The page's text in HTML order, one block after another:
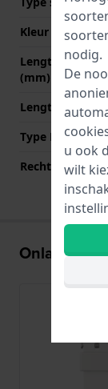
Kleur sluiting
Lengte band op
(mm)
Lengte band
Type
Rechte aanzet
Onlangs
nodig.
De
u ook
wilt